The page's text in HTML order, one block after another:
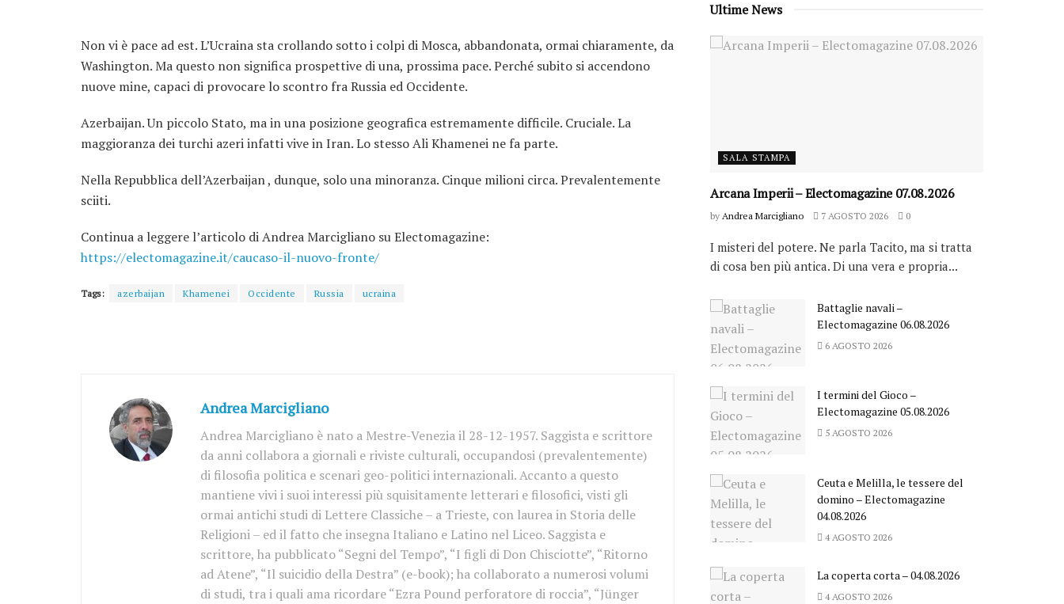
Non vi è pace ad est. L’Ucraina sta crollando sotto i colpi di Mosca, abbandonata, ormai chiaramente, da
Washington. Ma questo non significa prospettive di una, prossima pace. Perché subito si accendono
nuove mine, capaci di provocare lo scontro fra Russia ed Occidente.
Azerbaijan. Un piccolo Stato, ma in una posizione geografica estremamente difficile. Cruciale. La
maggioranza dei turchi azeri infatti vive in Iran. Lo stesso Ali Khamenei ne fa parte.
Nella Repubblica dell’Azerbaijan , dunque, solo una minoranza. Cinque milioni circa. Prevalentemente
sciiti.
Continua a leggere l’articolo di Andrea Marcigliano su Electomagazine:
https://electomagazine.it/caucaso-il-nuovo-fronte/
Tags: azerbaijan Khamenei Occidente Russia ucraina
Andrea Marcigliano
Andrea Marcigliano è nato a Mestre-Venezia il 28-12-1957. Saggista e scrittore
da anni collabora a giornali e riviste culturali, occupandosi (prevalentemente)
di filosofia politica e scenari geo-politici internazionali. Accanto a questo
mantiene vivi i suoi interessi più squisitamente letterari e filosofici, visti gli
ormai antichi studi di Lettere Classiche – a Trieste, con laurea in Storia delle
Religioni – ed il fatto che insegna Italiano e Latino nel Liceo. Saggista e
scrittore, ha pubblicato “Segni del Tempo”, “I figli di Don Chisciotte”, “Ritorno
ad Atene”, “Il suicidio della Destra” (e-book); ha collaborato a numerosi volumi
di studi, tra i quali ama ricordare “Ezra Pound perforatore di roccia”, “Jünger
Ultime News
SALA STAMPA
Arcana Imperii – Electomagazine 07.08.2026
by Andrea Marcigliano 7 AGOSTO 2026 0
I misteri del potere. Ne parla Tacito, ma si tratta
di cosa ben più antica. Di una vera e propria...
Battaglie navali –
Electomagazine 06.08.2026
6 AGOSTO 2026
I termini del Gioco –
Electomagazine 05.08.2026
5 AGOSTO 2026
Ceuta e Melilla, le tessere del
domino – Electomagazine
04.08.2026
4 AGOSTO 2026
La coperta corta – 04.08.2026
4 AGOSTO 2026